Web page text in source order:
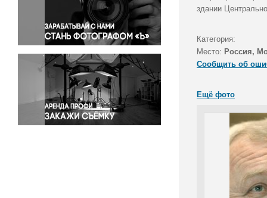
Правосудие
Происшествия и конфликты
Религия
Светская жизнь
Спорт
Экология
Экономика и бизнес
здании
Категория:
Место: Россия,
Сообщить об
Ещё фото